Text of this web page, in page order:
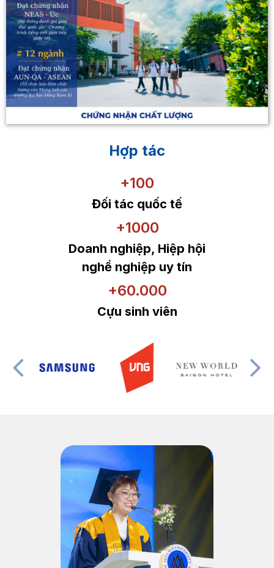
Hợp tác
+100
Đối tác quốc tế
+1000
Doanh nghiệp, Hiệp hội
nghề nghiệp uy tín
+60.000
Cựu sinh viên